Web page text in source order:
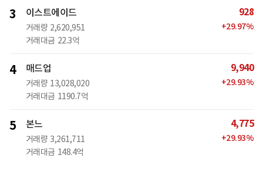
3 이스트에이드
거래량 2,620,951
거래대금 22.3억
928
+29.97%
4 매드업
거래량 13,028,020
거래대금 1190.7억
9,940
+29.93%
5 본느
거래량 3,261,711
거래대금 148.4억
4,775
+29.93%